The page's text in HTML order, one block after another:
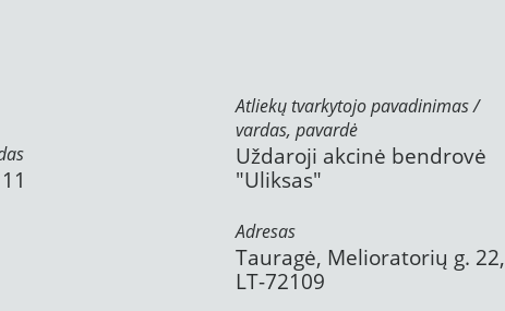
Atliekų tvarkytojo pavadinimas /
vardas, pavardė
Uždaroji akcinė bendrovė
"Uliksas"
Adresas
Tauragė, Melioratorių g. 22,
LT-72109